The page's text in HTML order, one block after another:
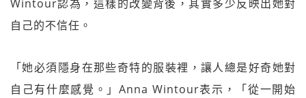
Wintour認為，這樣的改變背後，其實多少反映出她對
自己的不信任。
「她必須隱身在那些奇特的服裝裡，讓人總是好奇她對
自己有什麼感覺。」Anna Wintour表示，「從一開始